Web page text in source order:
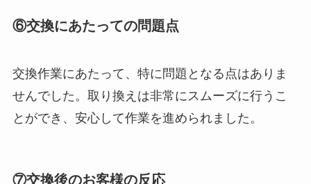
⑥交換にあたっての問題点
交換作業にあたって、特に問題となる点はありま
せんでした。取り換えは非常にスムーズに行うこ
とができ、安心して作業を進められました。
⑦交換後のお客様の反応